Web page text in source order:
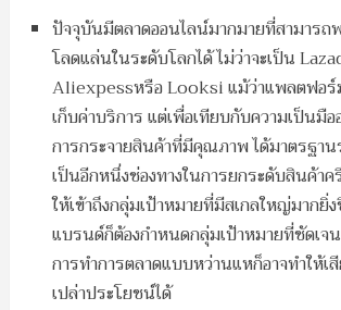
ปัจจุบันมีตลาดออนไลน์มากมายที่สามารถ
โลดแล่นในระดับโลกได้ ไม่ว่าจะเป็น
Aliexpessหรือ Looksi แม้ว่าแพลตฟอร์
เก็บค่าบริการ แต่เพื่อเทียบกับความเป็นมื
การกระจายสินค้าที่มีคุณภาพ ได้มาตรฐา
เป็นอีกหนึ่งช่องทางในการยกระดับสินค้าค
ให้เข้าถึงกลุ่มเป้าหมายที่มีสเกลใหญ่มากยิ่
แบรนด์ก็ต้องกำหนดกลุ่มเป้าหมายที่ชัดเจ
การทำการตลาดแบบหว่านแหก็อาจทำให้
เปล่าประโยชน์ได้